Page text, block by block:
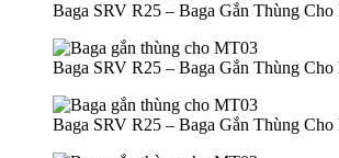
Baga SRV R25 – Baga Gắn Thùng
Baga SRV R25 – Baga Gắn Thùng
Baga SRV R25 – Baga Gắn Thùng